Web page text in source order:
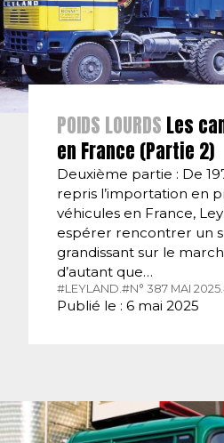
POIDS LOURDS Les
en France (Partie 2)
Deuxième partie : De
repris l’importation en
véhicules en France,
espérer rencontrer un
grandissant sur le
d’autant que…
#LEYLAND. #N° 387 MAI 2025.
Publié le : 6 mai 2025